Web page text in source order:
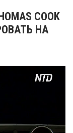
COOK
НА